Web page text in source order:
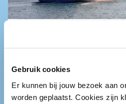
Gebruik cookies
Er kunnen bij jouw bezoek aan
worden geplaatst. Cookies zijn